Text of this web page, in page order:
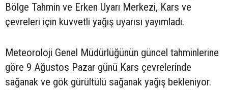
Bölge Tahmin ve Erken Uyarı Merkezi, Kars ve
çevreleri için kuvvetli yağış uyarısı yayımladı.
Meteoroloji Genel Müdürlüğünün güncel tahminlerine
göre 9 Ağustos Pazar günü Kars çevrelerinde
sağanak ve gök gürültülü sağanak yağış bekleniyor.